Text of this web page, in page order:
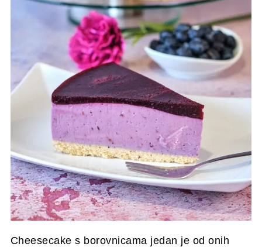
Cheesecake s borovnicama jedan je od onih